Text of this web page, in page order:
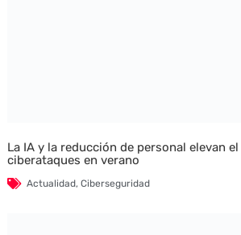
La IA y la reducción de personal elevan
ciberataques en verano
Actualidad, Ciberseguridad